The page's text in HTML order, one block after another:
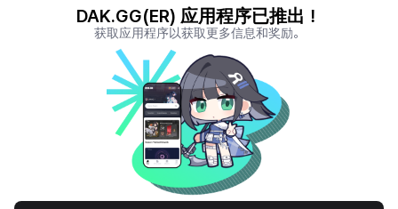
League of Legends StatsPORO.GG
Teamfight Tactics Stats
LOLCHESS.GG
VALORANT.DAK.GG
PUBG.DAK.GG
Eternal Return StatsER.DAK.GG
Genshin Impact Stats
GENSHIN.DAK.GG
DEADLOCK.DAK.GG
Terms of Service Privacy Notice
DAK.GG(ER) 应用程序已推出！
获取应用程序以获取更多信息和奖励。